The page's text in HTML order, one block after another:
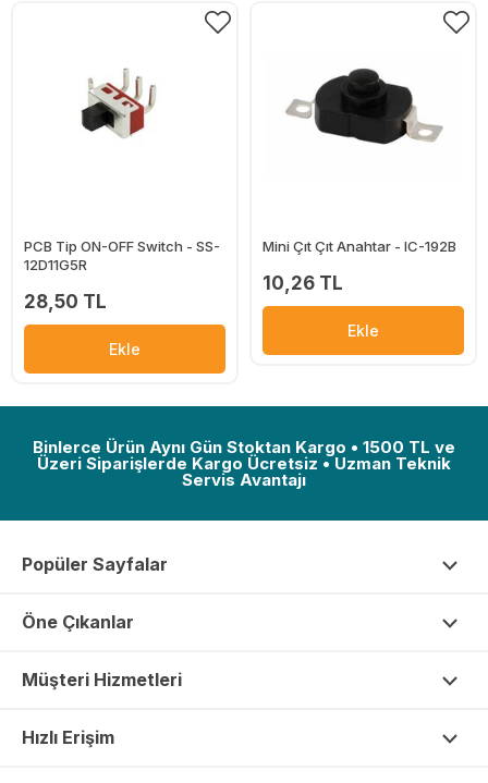
PCB Tip ON-OFF Switch - SS-
12D11G5R
28,50 TL
Ekle
Mini Çıt Çıt Anahtar - IC-192B
10,26 TL
Ekle
Binlerce Ürün Aynı Gün Stoktan Kargo • 1500 TL ve
Üzeri Siparişlerde Kargo Ücretsiz • Uzman Teknik
Servis Avantajı
Popüler Sayfalar
Öne Çıkanlar
Müşteri Hizmetleri
Hızlı Erişim